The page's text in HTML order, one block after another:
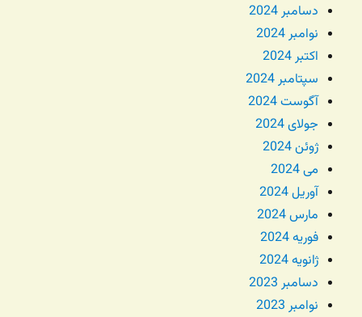
دسامبر 2024
نوامبر 2024
اکتبر 2024
سپتامبر 2024
آگوست 2024
جولای 2024
ژوئن 2024
می 2024
آوریل 2024
مارس 2024
فوریه 2024
ژانویه 2024
دسامبر 2023
نوامبر 2023